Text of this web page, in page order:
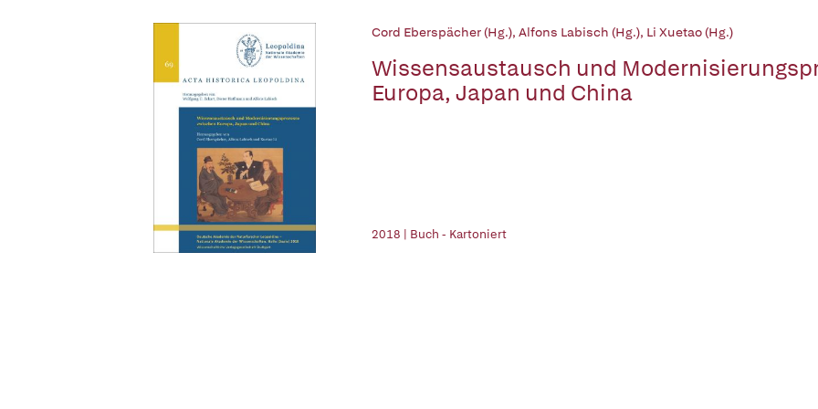
Cord Eberspächer (Hg.), Alfons Labisch (Hg.), Li Xuetao (Hg.)
Wissensaustausch und
Europa, Japan und China
2018 | Buch - Kartoniert